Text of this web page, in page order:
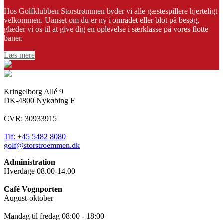
Hos Golfklubben Storstrømmen byder vi alle gæstespillere hjerteligt
velkommen. Uanset om du er ny i området eller blot på besøg,
glæder vi os til at give dig en oplevelse i særklasse på vores flotte
baner.
Læs mere
Kringelborg Allé 9
DK-4800 Nykøbing F
CVR: 30933915
Tlf: +45 5482 8080
golf@storstroemmen.dk
Administration
Hverdage 08.00-14.00
Café Vognporten
August-oktober
Mandag til fredag 08:00 - 18:00